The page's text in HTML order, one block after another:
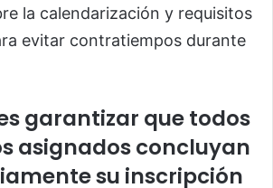
la calendarización y requisitos
evitar contratiempos durante
garantizar que todos
asignados concluyan
su inscripción